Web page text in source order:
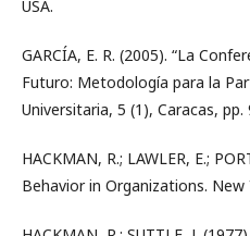
USA.
GARCÍA, E. R. (2005). “La
Futuro: Metodología para la
Universitaria, 5 (1), Caracas, pp.
HACKMAN, R.; LAWLER, E.;
Behavior in Organizations. New